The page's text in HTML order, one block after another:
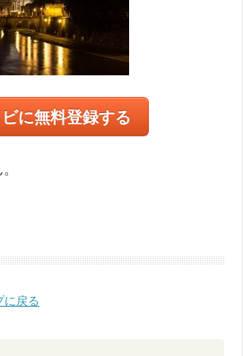
に無料登録する
に戻る